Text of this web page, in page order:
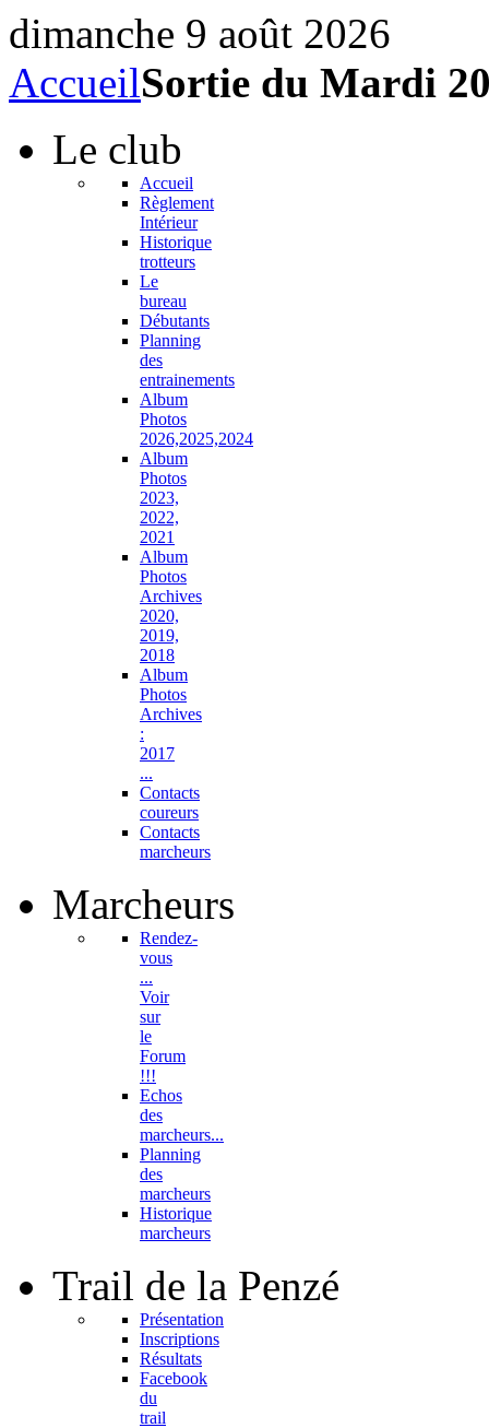
dimanche 9 août 2026
AccueilSortie du Mardi
Le club
Accueil
Règlement
Intérieur
Historique
trotteurs
Le
bureau
Débutants
Planning
des
entrainements
Album
Photos
2026,2025,2024
Album
Photos
2023,
2022,
2021
Album
Photos
Archives
2020,
2019,
2018
Album
Photos
Archives
:
2017
...
Contacts
coureurs
Contacts
marcheurs
Marcheurs
Rendez-
vous
...
Voir
sur
le
Forum
!!!
Echos
des
marcheurs...
Planning
des
marcheurs
Historique
marcheurs
Trail de la Penzé
Présentation
Inscriptions
Résultats
Facebook
du
trail